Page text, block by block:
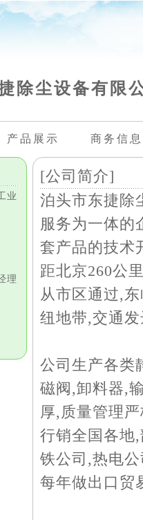
除尘设备有限
产品展示 商务信息
业
理
[公司简介]
泊头市东捷除
服务为一体的
套产品的技术
距北京260公
从市区通过,
纽地带,交通
公司生产各类
磁阀,卸料器,
厚,质量管理
行销全国各地
铁公司,热电
每年做出口贸